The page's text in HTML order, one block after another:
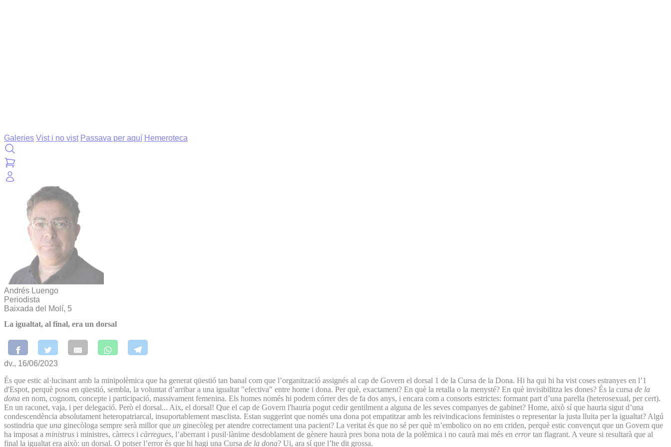
Galeries Vist i no vist Passava per aquí Hemeroteca
Andrés Luengo
Periodista
Baixada del Molí, 5
La igualtat, al final, era un dorsal
dv., 16/06/2023
És que estic al·lucinant amb la minipolèmica que ha generat qüestió tan banal com que l’organització assignés al cap de Govern el dorsal 1 de la Cursa de la Dona. Hi ha qui hi ha vist coses estranyes en l’1
d'Espot, perquè posa en qüestió, sembla, la voluntat d’arribar a una igualtat "efectiva" entre home i dona. Per què, exactament? En què la retalla o la menysté? En què invisibilitza les dones? És la cursa de la
dona en nom, cognom, concepte i participació, massivament femenina. Els homes només hi podem córrer des de fa dos anys, i encara com a consorts estrictes: formant part d’una parella (heterosexual, per cert).
En un raconet, vaja, i per delegació. Però el dorsal... Aix, el dorsal! Que el cap de Govern l'hauria pogut cedir gentilment a alguna de les seves companyes de gabinet? Home, això sí que hauria sigut d’una
condescendència absolutament heteropatriarcal, insuportablement masclista. Estan suggerint que només una dona pot empatitzar amb les reivindicacions feministes o representar la justa lluita per la igualtat? Algú
sostindria que una ginecòloga sempre serà millor que un ginecòleg per atendre correctament una pacient? La veritat és que no sé per què m’embolico on no em criden, perquè estic convençut que un Govern que
ha imposat a ministrus i ministres, càrrecs i càrregues, l’aberrant i pusil·lànime desdoblament de gènere haurà pres bona nota de la polèmica i no caurà mai més en errortan flagrant. A veure si resultarà que al
final la igualtat era això: un dorsal. O potser l’error és que hi hagi una Cursa de la dona? Ui, ara sí que l’he dit grossa.